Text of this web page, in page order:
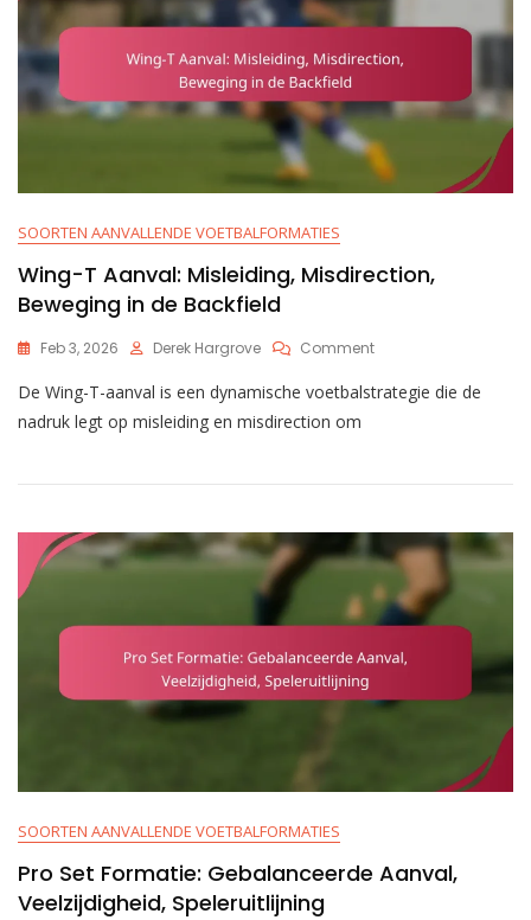
SOORTEN AANVALLENDE VOETBALFORMATIES
Wing-T Aanval: Misleiding, Misdirection,
Beweging in de Backfield
Feb 3, 2026 Derek Hargrove CommentOn
T
Beweging
Backfield
De Wing-T-aanval is een dynamische voetbalstrategie die de
nadruk legt op misleiding en misdirection om
SOORTEN AANVALLENDE VOETBALFORMATIES
Pro Set Formatie: Gebalanceerde Aanval,
Veelzijdigheid, Speleruitlijning